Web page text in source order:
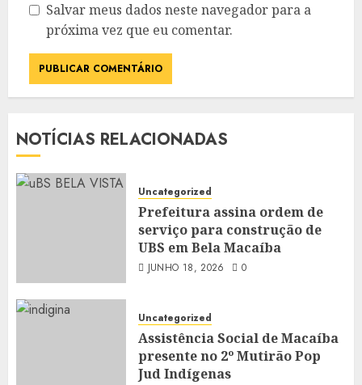
Salvar meus dados neste navegador para a
próxima vez que eu comentar.
NOTÍCIAS RELACIONADAS
Uncategorized
Prefeitura assina ordem de
serviço para construção de
UBS em Bela Macaíba
JUNHO 18, 2026 0
Uncategorized
Assistência Social de Macaíba
presente no 2º Mutirão Pop
Jud Indígenas